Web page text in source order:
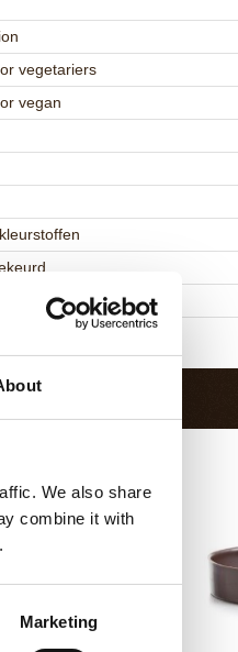
We also share
combine it with
Marketing
vegetariers
vegan